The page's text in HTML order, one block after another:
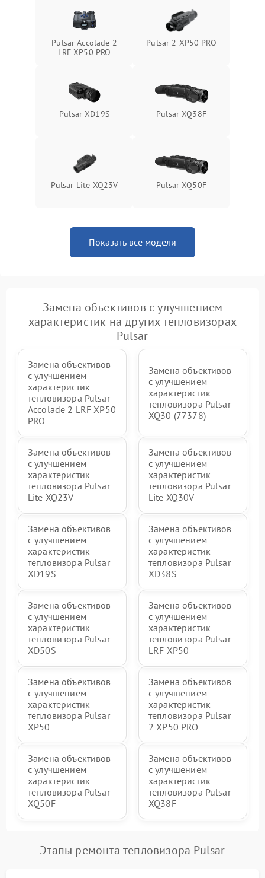
Pulsar Accolade 2
LRF XP50 PRO
Pulsar 2 XP50 PRO
Pulsar XD19S Pulsar XQ38F
Pulsar Lite XQ23V Pulsar XQ50F
Показать все модели
Замена объективов с улучшением
характеристик на других тепловизорах
Pulsar
Замена объективов
с улучшением
характеристик
тепловизора Pulsar
Accolade 2 LRF XP50
PRO
Замена объективов
с улучшением
характеристик
тепловизора Pulsar
XQ30 (77378)
Замена объективов
с улучшением
характеристик
тепловизора Pulsar
Lite XQ23V
Замена объективов
с улучшением
характеристик
тепловизора Pulsar
Lite XQ30V
Замена объективов
с улучшением
характеристик
тепловизора Pulsar
XD19S
Замена объективов
с улучшением
характеристик
тепловизора Pulsar
XD38S
Замена объективов
с улучшением
характеристик
тепловизора Pulsar
XD50S
Замена объективов
с улучшением
характеристик
тепловизора Pulsar
LRF XP50
Замена объективов
с улучшением
характеристик
тепловизора Pulsar
XP50
Замена объективов
с улучшением
характеристик
тепловизора Pulsar
2 XP50 PRO
Замена объективов
с улучшением
характеристик
тепловизора Pulsar
XQ50F
Замена объективов
с улучшением
характеристик
тепловизора Pulsar
XQ38F
Этапы ремонта тепловизора Pulsar